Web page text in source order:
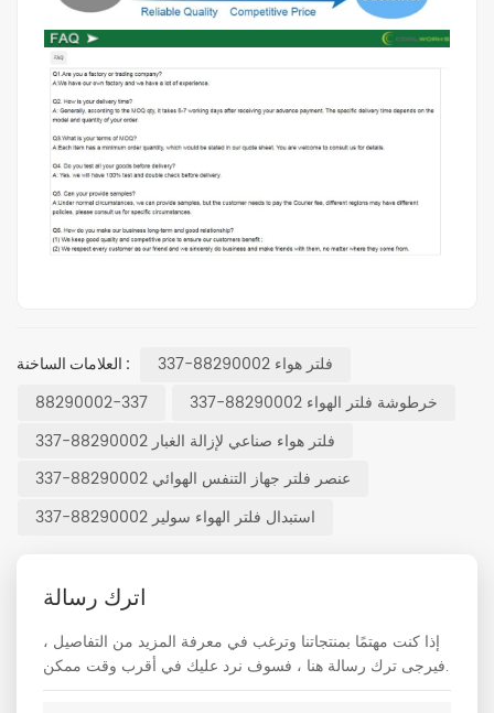
العلامات الساخنة :
فلتر هواء 88290002-337
88290002-337
خرطوشة فلتر الهواء 88290002-337
فلتر هواء صناعي لإزالة الغبار 88290002-337
عنصر فلتر جهاز التنفس الهوائي 88290002-337
استبدال فلتر الهواء سولير 88290002-337
اترك رسالة
إذا كنت مهتمًا بمنتجاتنا وترغب في معرفة المزيد من التفاصيل ،
فيرجى ترك رسالة هنا ، فسوف نرد عليك في أقرب وقت ممكن.